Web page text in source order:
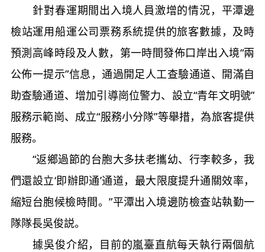
針對春運期間出入境人員激增的情況，平潭邊
檢站運用船運公司票務系統提供的旅客數據，及時
預測高峰時段及人數，第一時間發佈口岸出入境“兩
公佈一提示”信息，通過開足人工查驗通道、開滿自
助查驗通道、增加引導崗位警力、設立“青年文明號”
服務示範崗、成立“服務小分隊”等舉措，為旅客提供
服務。
“返鄉過節的台胞大多扶老攜幼、行李較多，我
們還設立‘即辦即通’通道，最大限度提升通關效率，
縮短台胞候檢時間。”平潭出入境邊防檢查站執勤一
隊隊長吳俊説。
據吳俊介紹，目前的嵐臺直航每天執行兩個航